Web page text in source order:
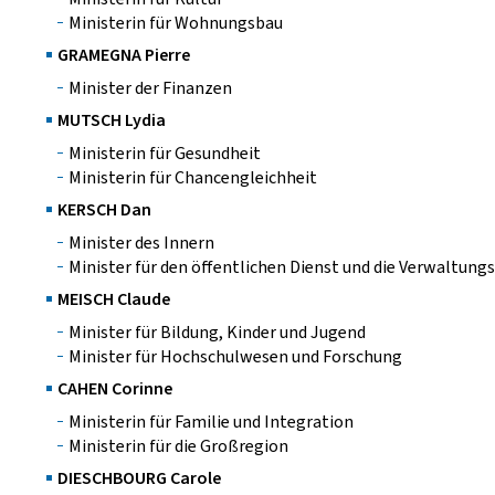
Ministerin für Wohnungsbau
GRAMEGNA Pierre
Minister der Finanzen
MUTSCH Lydia
Ministerin für Gesundheit
Ministerin für Chancengleichheit
KERSCH Dan
Minister des Innern
Minister für den öffentlichen Dienst und die
MEISCH Claude
Minister für Bildung, Kinder und Jugend
Minister für Hochschulwesen und Forschung
CAHEN Corinne
Ministerin für Familie und Integration
Ministerin für die Großregion
DIESCHBOURG Carole